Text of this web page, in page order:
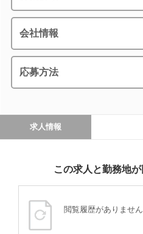
会社情報
応募方法
求人情報
この求人と勤務地
閲覧履歴がありませ